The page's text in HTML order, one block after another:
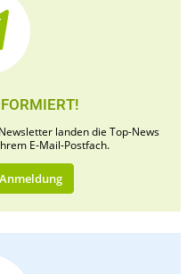
landen die Top-News
E-Mail-Postfach.